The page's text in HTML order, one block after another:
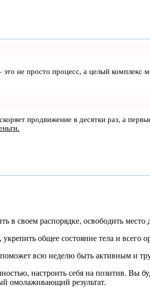
не просто процесс, а целый комплекс
продвижение в десятки раз, а
в своем распорядке, освободить место
общее состояние тела и всего
поможет всю неделю быть активным и
настроить себя на позитив. Вы
омолаживающий результат.